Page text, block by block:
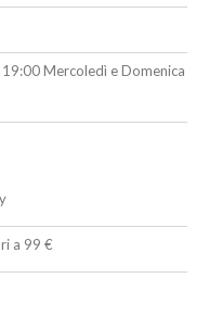
Mercoledì e Domenica
a 99 €